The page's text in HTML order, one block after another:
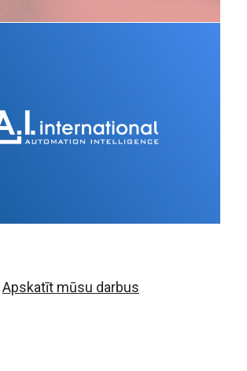
Apskatīt mūsu darbus